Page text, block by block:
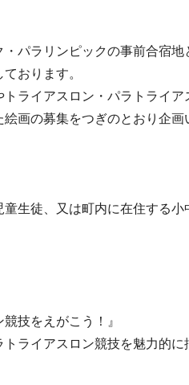
パラリンピックの事前合宿地
おります。
ライアスロン・パラトライア
画の募集をつぎのとおり企画
徒、又は町内に在住する小
をえがこう！』
アスロン競技を魅力的に描